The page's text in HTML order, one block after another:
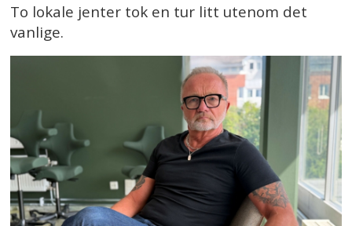
To lokale jenter tok en tur litt utenom det
vanlige.